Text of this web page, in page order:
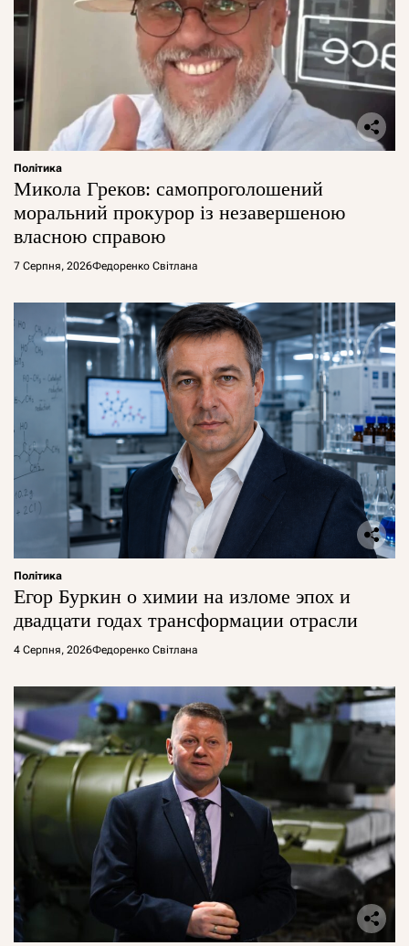
Політика
Микола Греков: самопроголошений
моральний прокурор із незавершеною
власною справою
7 Серпня, 2026Федоренко Світлана
Політика
Егор Буркин о химии на изломе эпох и
двадцати годах трансформации отрасли
4 Серпня, 2026Федоренко Світлана